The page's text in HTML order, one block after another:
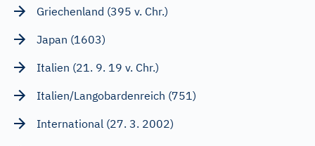
Griechenland (395 v. Chr.)
Japan (1603)
Italien (21. 9. 19 v. Chr.)
Italien/Langobardenreich (751)
International (27. 3. 2002)